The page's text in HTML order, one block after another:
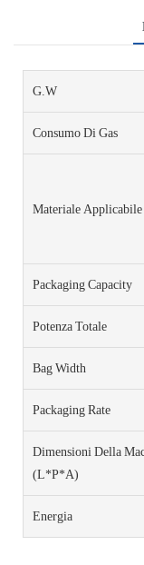
G.W
Consumo Di Gas
Materiale Applicabile
Packaging Capacity
Potenza Totale
Bag Width
Packaging Rate
Dimensioni Della
(L*P*A)
Energia